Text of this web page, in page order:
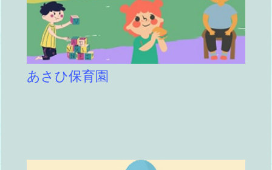
あさひ保育園